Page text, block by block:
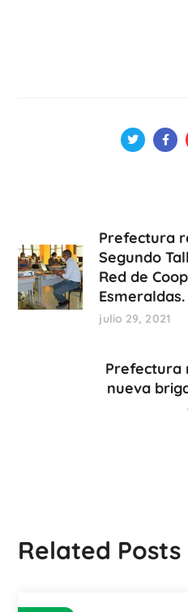
Prefectura
Segundo
Red de
Esmeraldas.
julio 29, 2021
Prefectura
nueva
Related Posts